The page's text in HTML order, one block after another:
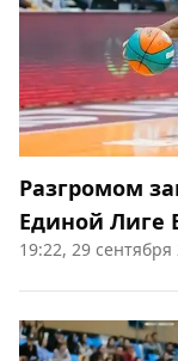
Разгромом
Единой Лиге
19:22, 29 сентября